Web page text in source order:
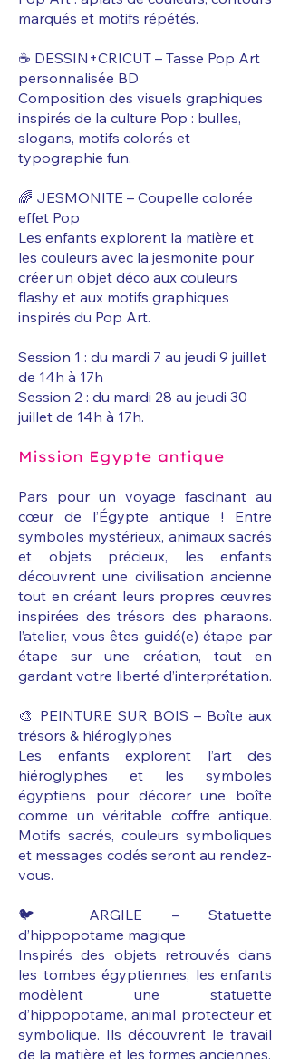
marqués et motifs répétés.
☕ DESSIN+CRICUT – Tasse Pop Art
personnalisée BD
Composition des visuels graphiques
inspirés de la culture Pop : bulles,
slogans, motifs colorés et
typographie fun.
🌈 JESMONITE – Coupelle colorée
effet Pop
Les enfants explorent la matière et
les couleurs avec la jesmonite pour
créer un objet déco aux couleurs
flashy et aux motifs graphiques
inspirés du Pop Art.
Session 1 : du mardi 7 au jeudi 9 juillet
de 14h à 17h
Session 2 : du mardi 28 au jeudi 30
juillet de 14h à 17h.
Mission Egypte antique
Pars pour un voyage fascinant au
cœur de l’Égypte antique ! Entre
symboles mystérieux, animaux sacrés
et objets précieux, les enfants
découvrent une civilisation ancienne
tout en créant leurs propres œuvres
inspirées des trésors des pharaons.
l’atelier, vous êtes guidé(e) étape par
étape sur une création, tout en
gardant votre liberté d’interprétation.
🎨 PEINTURE SUR BOIS – Boîte aux
trésors & hiéroglyphes
Les enfants explorent l’art des
hiéroglyphes et les symboles
égyptiens pour décorer une boîte
comme un véritable coffre antique.
Motifs sacrés, couleurs symboliques
et messages codés seront au rendez-
vous.
🐦 ARGILE – Statuette
d’hippopotame magique
Inspirés des objets retrouvés dans
les tombes égyptiennes, les enfants
modèlent une statuette
d’hippopotame, animal protecteur et
symbolique. Ils découvrent le travail
de la matière et les formes anciennes.